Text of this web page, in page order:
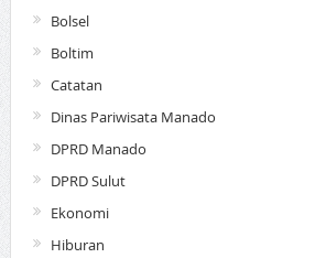
Bolsel
Boltim
Catatan
Dinas Pariwisata Manado
DPRD Manado
DPRD Sulut
Ekonomi
Hiburan